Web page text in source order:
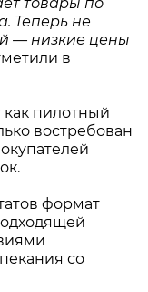
Теперь не
— низкие цены
в
как пилотный
востребован
формат
со